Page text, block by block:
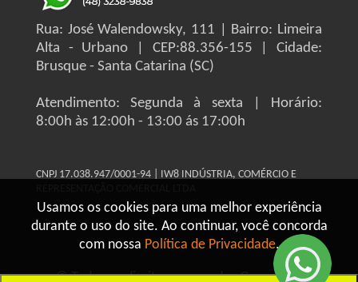
Usamos os cookies para uma melhor experiência
durante o uso do site. Ao continuar, você concorda
com nossa Política de Privacidade.
Rua: José Walendowsky, 111 | Bairro: Limeira
Alta - Urbano | CEP:88.356-155 | Cidade:
Brusque - Santa Catarina (SC)
Atendimento: Segunda à sexta | Horário:
8:00h às 12:00h - 13:00 ás 17:00h
CNPJ 17.038.947/0001-94 | IW8 INDÚSTRIA, COMÉRCIO E
© Todos os direitos reservados Grupo IW8